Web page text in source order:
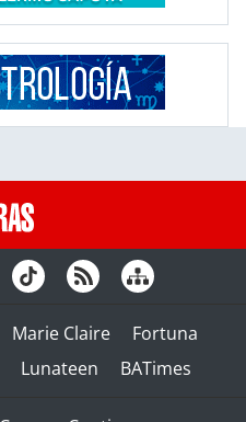
Marie Claire
Fortuna
Lunateen BATimes